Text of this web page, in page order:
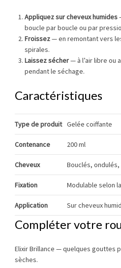
Appliquez sur cheveux humides
boucle par boucle ou par
Froissez— en remontant vers
spirales.
Laissez sécher— à l’air libre ou
pendant le séchage.
Caractéristiques
Type de produit Gelée coiffante
Contenance 200 ml
Cheveux Bouclés,
Fixation Modulable selon
Application Sur cheveux
Compléter votre
Elixir Brillance — quelques gouttes
sèches.